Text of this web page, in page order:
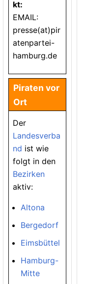
kt:
EMAIL:
presse(at)pir
atenpartei-
hamburg.de
Piraten vor
Ort
Der
Landesverba
nd ist wie
folgt in den
Bezirken
aktiv:
Altona
Bergedorf
Eimsbüttel
Hamburg-
Mitte